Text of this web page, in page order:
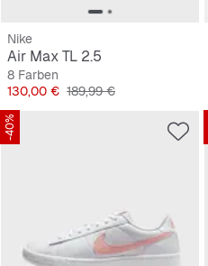
Nike
Air Max TL 2.5
8 Farben
Preis
130,00 € Originalpreis
189,99 €
-40%